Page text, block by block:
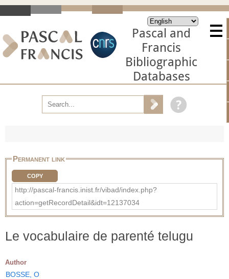
Pascal and
Francis
Bibliographic
Databases
Permanent link
COPY
http://pascal-francis.inist.fr/vibad/index.php?
action=getRecordDetail&idt=12137034
Le vocabulaire de parenté telugu
Author
BOSSE, O